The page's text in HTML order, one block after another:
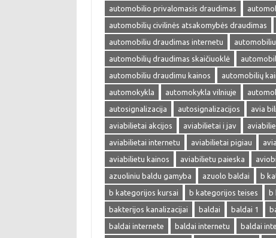
automobilio privalomasis draudimas
automobilių civilinės atsakomybės draudimas
automobiliu draudimas internetu
automobilių draudimas skaičiuoklė
automobiliu draudimu kainos
automobilių
automokykla
automokykla vilniuje
autosignalizacija
autosignalizacijos avia
aviabilietai akcijos
aviabilietai i jav
aviabilietai internetu
aviabilietai pigiau
aviabilietu kainos
aviabilietu paieska
azuoliniu baldu gamyba
azuolo baldai b
b kategorijos kursai
b kategorijos teises b
bakterijos kanalizacijai
baldai baldai 1
baldai internete
baldai internetu baldai